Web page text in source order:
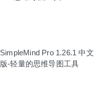
SimpleMind Pro 1.26.1 中文
版-轻量的思维导图工具